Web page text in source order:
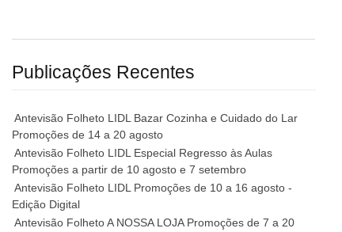
Publicações Recentes
Antevisão Folheto LIDL Bazar Cozinha e Cuidado do Lar
Promoções de 14 a 20 agosto
Antevisão Folheto LIDL Especial Regresso às Aulas
Promoções a partir de 10 agosto e 7 setembro
Antevisão Folheto LIDL Promoções de 10 a 16 agosto -
Edição Digital
Antevisão Folheto A NOSSA LOJA Promoções de 7 a 20